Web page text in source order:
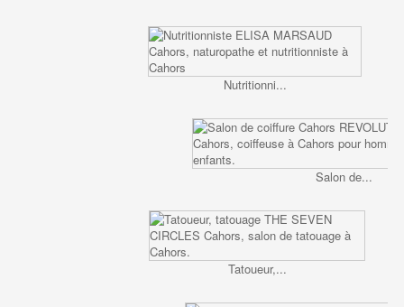
Nutritionni...
Salon de...
Tatoueur,...